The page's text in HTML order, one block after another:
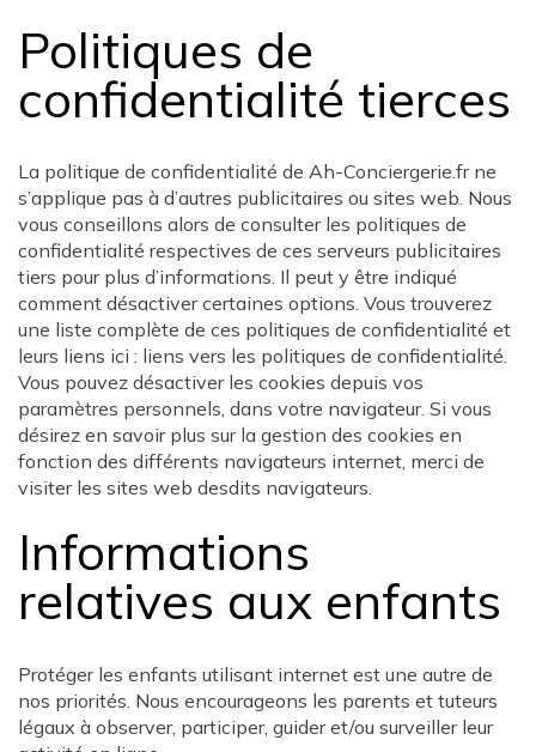
Politiques de
confidentialité tierces
La politique de confidentialité de Ah-Conciergerie.fr ne
s’applique pas à d’autres publicitaires ou sites web. Nous
vous conseillons alors de consulter les politiques de
confidentialité respectives de ces serveurs publicitaires
tiers pour plus d’informations. Il peut y être indiqué
comment désactiver certaines options. Vous trouverez
une liste complète de ces politiques de confidentialité et
leurs liens ici : liens vers les politiques de confidentialité.
Vous pouvez désactiver les cookies depuis vos
paramètres personnels, dans votre navigateur. Si vous
désirez en savoir plus sur la gestion des cookies en
fonction des différents navigateurs internet, merci de
visiter les sites web desdits navigateurs.
Informations
relatives aux enfants
Protéger les enfants utilisant internet est une autre de
nos priorités. Nous encourageons les parents et tuteurs
légaux à observer, participer, guider et/ou surveiller leur